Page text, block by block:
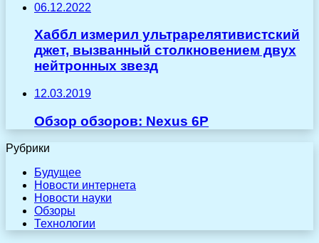
06.12.2022
Хаббл измерил ультрарелятивистский
джет, вызванный столкновением двух
нейтронных звезд
12.03.2019
Обзор обзоров: Nexus 6P
Рубрики
Будущее
Новости интернета
Новости науки
Обзоры
Технологии